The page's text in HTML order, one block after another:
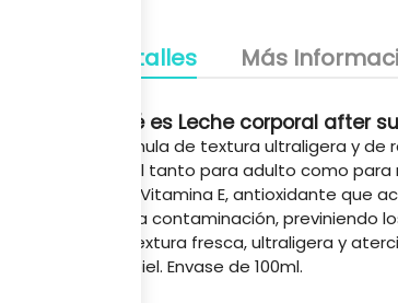
Detalles Más
Qué es Leche corporal after
Fórmula de textura ultraligera y
Ideal tanto para adulto como
con Vitamina E, antioxidante que
y a la contaminación,
La textura fresca, ultraligera y
de piel. Envase de 100ml.